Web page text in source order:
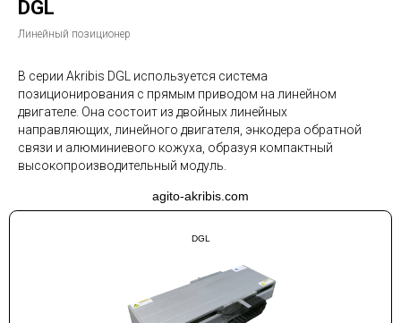
DGL
Линейный позиционер
В серии Akribis DGL используется система
позиционирования с прямым приводом на линейном
двигателе. Она состоит из двойных линейных
направляющих, линейного двигателя, энкодера обратной
связи и алюминиевого кожуха, образуя компактный
высокопроизводительный модуль.
agito-akribis.com
DGL